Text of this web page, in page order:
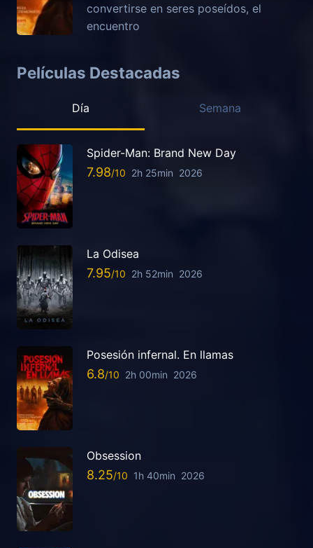
convertirse en seres poseídos, el
encuentro
Películas Destacadas
Día Semana
Spider-Man: Brand New Day
7.98 2h 25min 2026
La Odisea
7.95 2h 52min 2026
Posesión infernal. En llamas
6.8 2h 00min 2026
Obsession
8.25 1h 40min 2026